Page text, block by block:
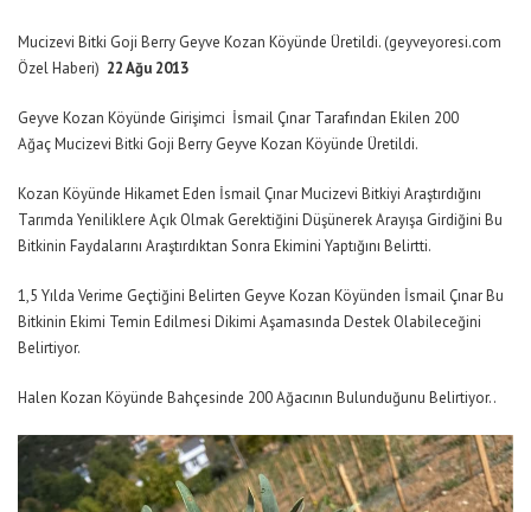
Mucizevi Bitki Goji Berry Geyve Kozan Köyünde Üretildi. (geyveyoresi.com
Özel Haberi) 22 Ağu 2013
Geyve Kozan Köyünde Girişimci İsmail Çınar Tarafından Ekilen 200
Ağaç Mucizevi Bitki Goji Berry Geyve Kozan Köyünde Üretildi.
Kozan Köyünde Hikamet Eden İsmail Çınar Mucizevi Bitkiyi Araştırdığını
Tarımda Yeniliklere Açık Olmak Gerektiğini Düşünerek Arayışa Girdiğini Bu
Bitkinin Faydalarını Araştırdıktan Sonra Ekimini Yaptığını Belirtti.
1,5 Yılda Verime Geçtiğini Belirten Geyve Kozan Köyünden İsmail Çınar Bu
Bitkinin Ekimi Temin Edilmesi Dikimi Aşamasında Destek Olabileceğini
Belirtiyor.
Halen Kozan Köyünde Bahçesinde 200 Ağacının Bulunduğunu Belirtiyor..